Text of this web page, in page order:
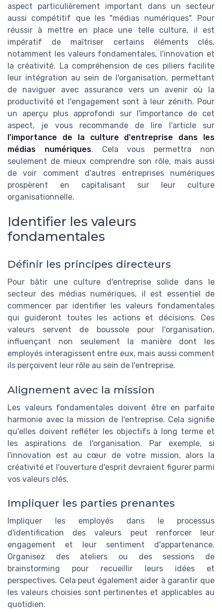
aspect particulièrement important dans un secteur
aussi compétitif que les "médias numériques". Pour
réussir à mettre en place une telle culture, il est
impératif de maîtriser certains éléments clés,
notamment les valeurs fondamentales, l'innovation et
la créativité. La compréhension de ces piliers facilite
leur intégration au sein de l'organisation, permettant
de naviguer avec assurance vers un avenir où la
productivité et l'engagement sont à leur zénith. Pour
un aperçu plus approfondi sur l'importance de cet
aspect, je vous recommande de lire l'article sur
l'importance de la culture d'entreprise dans les
médias numériques. Cela vous permettra non
seulement de mieux comprendre son rôle, mais aussi
de voir comment d'autres entreprises numériques
prospèrent en capitalisant sur leur culture
organisationnelle.
Identifier les valeurs
fondamentales
Définir les principes directeurs
Pour bâtir une culture d'entreprise solide dans le
secteur des médias numériques, il est essentiel de
commencer par identifier les valeurs fondamentales
qui guideront toutes les actions et décisions. Ces
valeurs servent de boussole pour l'organisation,
influençant non seulement la manière dont les
employés interagissent entre eux, mais aussi comment
ils perçoivent leur rôle au sein de l'entreprise.
Alignement avec la mission
Les valeurs fondamentales doivent être en parfaite
harmonie avec la mission de l'entreprise. Cela signifie
qu'elles doivent refléter les objectifs à long terme et
les aspirations de l'organisation. Par exemple, si
l'innovation est au cœur de votre mission, alors la
créativité et l'ouverture d'esprit devraient figurer parmi
vos valeurs clés.
Impliquer les parties prenantes
Impliquer les employés dans le processus
d'identification des valeurs peut renforcer leur
engagement et leur sentiment d'appartenance.
Organisez des ateliers ou des sessions de
brainstorming pour recueillir leurs idées et
perspectives. Cela peut également aider à garantir que
les valeurs choisies sont pertinentes et applicables au
quotidien.